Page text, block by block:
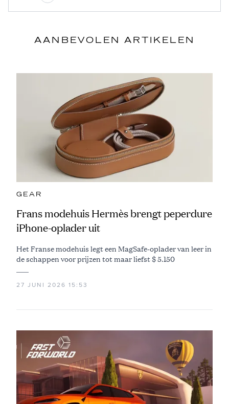
AANBEVOLEN ARTIKELEN
GEAR
Frans modehuis Hermès brengt peperdure
iPhone-oplader uit
Het Franse modehuis legt een MagSafe-oplader van leer in
de schappen voor prijzen tot maar liefst $ 5.150
27 JUNI 2026 15:53